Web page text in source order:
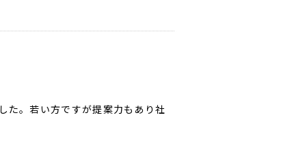
た。若い方ですが提案力もあり社